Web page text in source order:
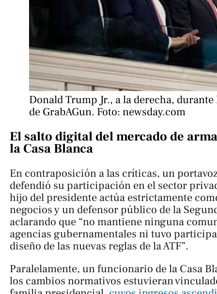
Donald Trump Jr., a la derecha, durante
de GrabAGun. Foto: newsday.com
El salto digital del mercado de
la Casa Blanca
En contraposición a las críticas, un
defendió su participación en el sector
hijo del presidente actúa estrictamente
negocios y un defensor público de la
aclarando que “no mantiene ninguna
agencias gubernamentales ni tuvo
diseño de las nuevas reglas de la ATF”.
Paralelamente, un funcionario de la Casa
los cambios normativos estuvieran